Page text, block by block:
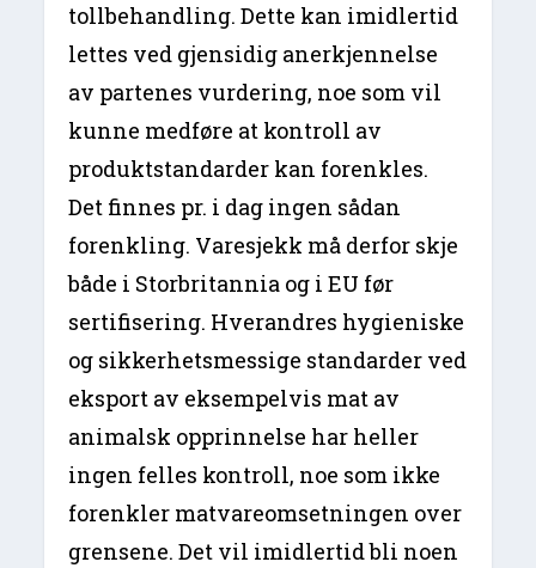
tollbehandling. Dette kan imidlertid
lettes ved gjensidig anerkjennelse
av partenes vurdering, noe som vil
kunne medføre at kontroll av
produktstandarder kan forenkles.
Det finnes pr. i dag ingen sådan
forenkling. Varesjekk må derfor skje
både i Storbritannia og i EU før
sertifisering. Hverandres hygieniske
og sikkerhetsmessige standarder ved
eksport av eksempelvis mat av
animalsk opprinnelse har heller
ingen felles kontroll, noe som ikke
forenkler matvareomsetningen over
grensene. Det vil imidlertid bli noen